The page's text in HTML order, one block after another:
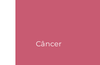
Câncer